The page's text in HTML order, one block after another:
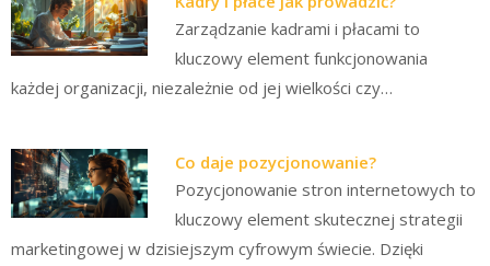
Zarządzanie kadrami i płacami to
kluczowy element funkcjonowania
każdej organizacji, niezależnie od jej wielkości czy…
Co daje pozycjonowanie?
Pozycjonowanie stron internetowych to
kluczowy element skutecznej strategii
marketingowej w dzisiejszym cyfrowym świecie. Dzięki